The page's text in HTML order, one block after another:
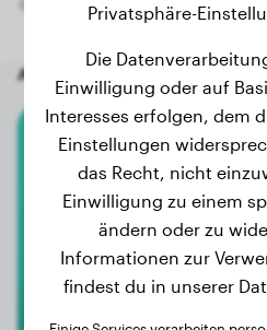
Andere zufällige Hunde
Cane
Pollux
Privatsphäre-
Die
Einwilligung oder auf
Interesses erfolgen, dem
Einstellungen
das Recht, nicht
Einwilligung zu einem
ändern oder zu
Informationen zur
findest du in unserer